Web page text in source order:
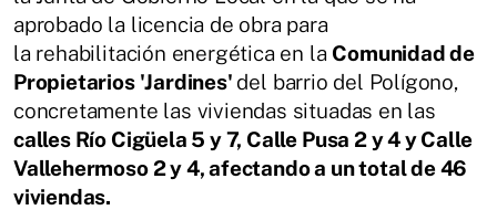
aprobado la licencia de obra para
la rehabilitación energética en la Comunidad de
Propietarios 'Jardines' del barrio del Polígono,
concretamente las viviendas situadas en las
calles Río Cigüela 5 y 7, Calle Pusa 2 y 4 y Calle
Vallehermoso 2 y 4, afectando a un total de 46
viviendas.